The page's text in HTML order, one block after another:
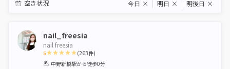
空き状況 今日 × 明日 × 明後日 ×
nail_freesia
nail freesia
5
1 2 3 4 5
(263件)
中野新橋駅から徒歩0分